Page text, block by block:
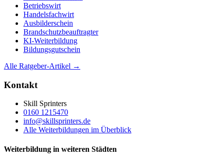
Betriebswirt
Handelsfachwirt
Ausbilderschein
Brandschutzbeauftragter
KI-Weiterbildung
Bildungsgutschein
Alle Ratgeber-Artikel →
Kontakt
Skill Sprinters
0160 1215470
info@skillsprinters.de
Alle Weiterbildungen im Überblick
Weiterbildung in weiteren Städten